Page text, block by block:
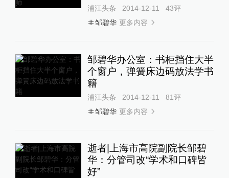
浦江头条 2014-12-11 43评
邹碧华 更多内容
邹碧华办公室：书柜挡住大半
个窗户，弹簧床边码放法学书
籍
浦江头条 2014-12-11 81评
邹碧华 更多内容
逝者|上海市高院副院长邹碧
华：分管司改“学术和口碑皆
好”